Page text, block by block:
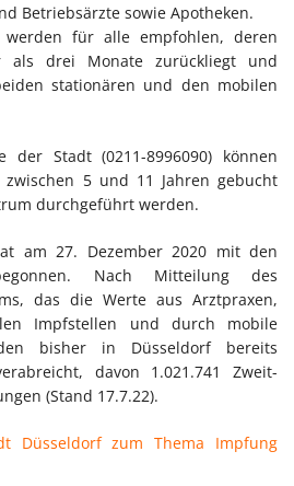
Betriebsärzte sowie Apotheken.
werden für alle empfohlen, deren
als drei Monate zurückliegt und
stationären und den mobilen
der Stadt (0211-8996090) können
5 und 11 Jahren gebucht
durchgeführt werden.
am 27. Dezember 2020 mit den
Nach Mitteilung des
das die Werte aus Arztpraxen,
Impfstellen und durch mobile
bisher in Düsseldorf bereits
davon 1.021.741 Zweit-
(Stand 17.7.22).
Düsseldorf zum Thema Impfung